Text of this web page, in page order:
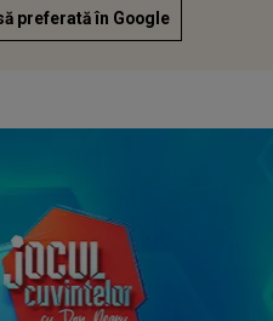
preferată în Google